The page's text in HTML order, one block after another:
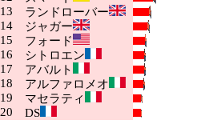
13 ランドローバー
14ジャガー
15 フォード
16 シトロエン
17 アバルト
18 アルファロメオ
19 マセラティ
20 DS